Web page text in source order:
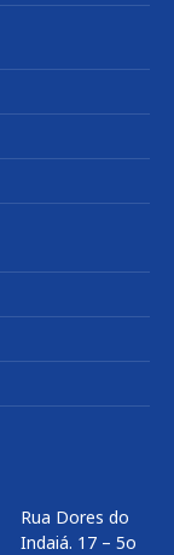
Rua Dores do
Indaiá. 17 – 5o